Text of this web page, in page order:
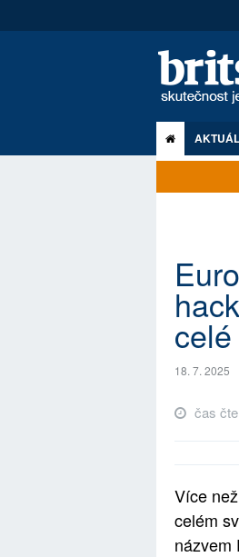
18. 7. 2025
čas
Více
celém
názvem